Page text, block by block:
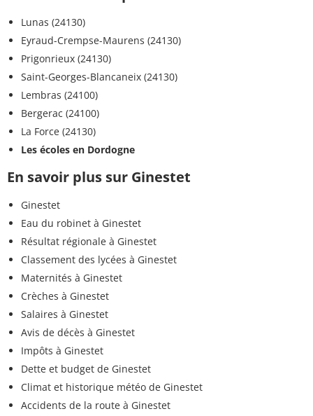
Lunas (24130)
Eyraud-Crempse-Maurens (24130)
Prigonrieux (24130)
Saint-Georges-Blancaneix (24130)
Lembras (24100)
Bergerac (24100)
La Force (24130)
Les écoles en Dordogne
En savoir plus sur Ginestet
Ginestet
Eau du robinet à Ginestet
Résultat régionale à Ginestet
Classement des lycées à Ginestet
Maternités à Ginestet
Crèches à Ginestet
Salaires à Ginestet
Avis de décès à Ginestet
Impôts à Ginestet
Dette et budget de Ginestet
Climat et historique météo de Ginestet
Accidents de la route à Ginestet